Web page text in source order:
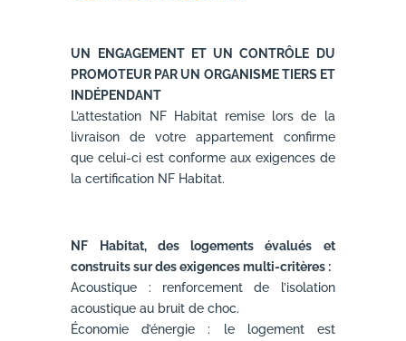
UN ENGAGEMENT ET UN CONTRÔLE DU
PROMOTEUR PAR UN ORGANISME TIERS ET
INDÉPENDANT
L’attestation NF Habitat remise lors de la
livraison de votre appartement confirme
que celui-ci est conforme aux exigences de
la certification NF Habitat.
NF Habitat, des logements évalués et
construits sur des exigences multi-critères :
Acoustique : renforcement de l’isolation
acoustique au bruit de choc.
Économie d’énergie : le logement est